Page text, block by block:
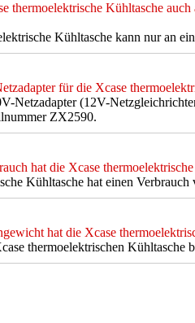
thermoelektrische Kühltasche
Kühltasche kann nur an
für die Xcase
Netzadapter (12V-
ZX2590.
hat die Xcase
Kühltasche hat einen
hat die Xcase
thermoelektrischen Kühltasche